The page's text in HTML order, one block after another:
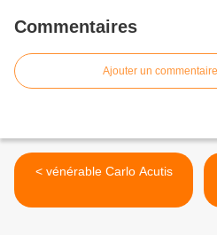
Commentaires
Ajouter un commentaire
< vénérable Carlo Acutis